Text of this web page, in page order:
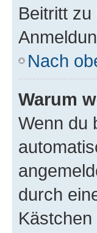
Beitritt
Nach
Warum
Wenn du
durch